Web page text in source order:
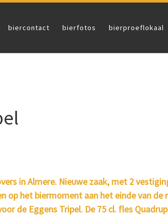
biercontact bierfotos bierproeflokaal
in Almere. Nieuwe zaak, met 2
op het biermoment aan het einde van de
de Eggens Tripel. De 75 cl. fles